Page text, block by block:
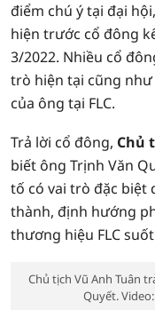
điểm chú ý tại đại
hiện trước cổ đông
3/2022. Nhiều cổ
trò hiện tại cũng
của ông tại FLC.
Trả lời cổ đông, Chủ
biết ông Trịnh Văn
tố có vai trò đặc
thành, định hướng
thương hiệu FLC
Chủ tịch Vũ Anh Tuân
Quyết.